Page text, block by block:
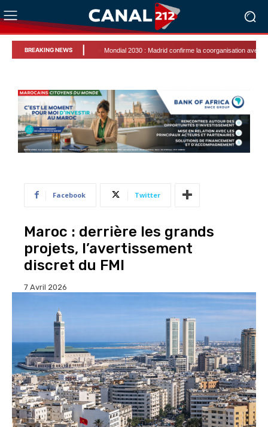
BREAKING NEWSMondial 2030 : Madrid confirme la coorganisation avec le Maroc
Facebook Twitter
Maroc : derrière les grands
projets, l’avertissement
discret du FMI
7 Avril 2026